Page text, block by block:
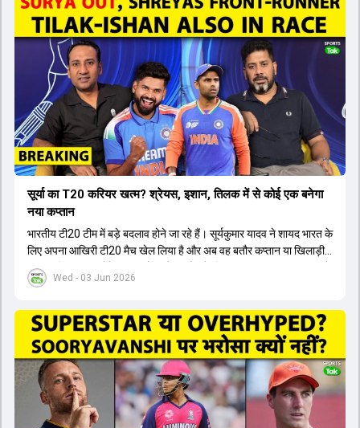
Wed - 03 Jun 2026
सूर्या का T20 करियर खत्म? श्रेयस, इशान, तिलक में से कोई एक बनेगा
नया कप्तान
भारतीय टी20 टीम में बड़े बदलाव होने जा रहे हैं। सूर्यकुमार यादव ने शायद भारत के
लिए अपना आखिरी टी20 मैच खेल लिया है और अब वह बतौर कप्तान या खिलाड़ी
टीम का हिस्सा नहीं होंगे। आयरलैंड और इंग्लैंड के खिलाफ आगामी टी20 सीरीज के
लिए नए कप्तान की तलाश जारी है। इस रेस में श्रेयस अय्यर सबसे आगे चल रहे
पटेल इस रेस में काफी पीछे हैं, जबकि संजू सैमसन और रजत पाटीदार कप्तानी की
दौड़ से बाहर हैं। आगामी सीरीज के लिए वैभव सूर्यवंशी को तीसरे ओपनर के तौर पर
टीम में शामिल किया जाएगा, जबकि अभिषेक शर्मा और संजू सैमसन पहली पसंद
होंगे। इसके अलावा नीतीश रेड्डी को बतौर ऑलराउंडर ज्यादा मौके मिलेंगे। अजीत
अगरकर की अगुवाई वाली चयन समिति और कोच गौतम गंभीर आगामी टी20 वर्ल्ड
कप और 2028 ओलंपिक के लिए लंबी अवधि का विजन लेकर चल रहे हैं।